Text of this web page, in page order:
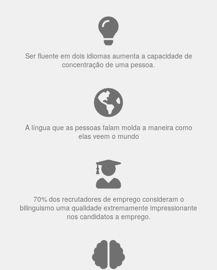
Ser fluente em dois idiomas aumenta a capacidade de
concentração de uma pessoa.
A língua que as pessoas falam molda a maneira como
elas veem o mundo
70% dos recrutadores de emprego consideram o
bilinguismo uma qualidade extremamente impressionante
nos candidatos a emprego.